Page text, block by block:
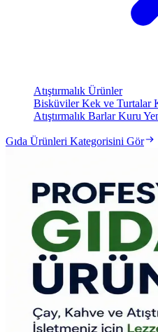
Atıştırmalık Ürünler
BisküvilerKek ve Turtalar
Atıştırmalık BarlarKuru
Gıda Ürünleri Kategorisini Gör